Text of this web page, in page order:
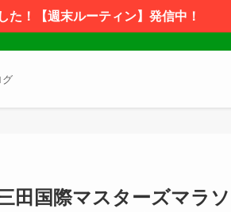
た！【週末ルーティン】発信中！
グ
田国際マスターズマラソ